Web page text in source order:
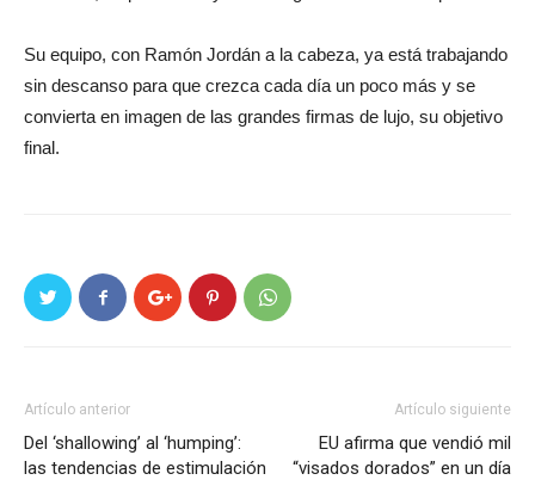
Su equipo, con Ramón Jordán a la cabeza, ya está trabajando
sin descanso para que crezca cada día un poco más y se
convierta en imagen de las grandes firmas de lujo, su objetivo
final.
Artículo anterior
Del ‘shallowing’ al ‘humping’:
las tendencias de estimulación
Artículo siguiente
EU afirma que vendió mil
“visados dorados” en un día